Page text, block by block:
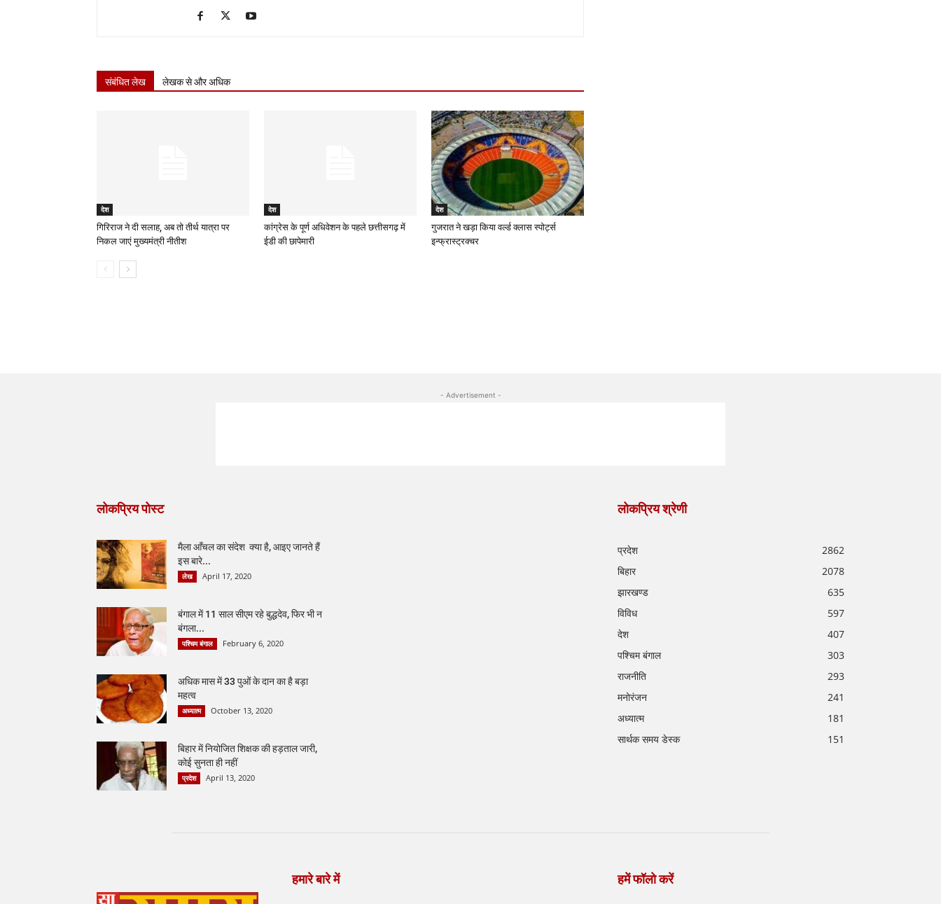
संबंधित लेख लेखक से और अधिक
देश
गिरिराज ने दी सलाह, अब तो तीर्थ यात्रा पर
निकल जाएं मुख्यमंत्री नीतीश
देश
कांग्रेस के पूर्ण अधिवेशन के पहले छत्तीसगढ़ में
ईडी की छापेमारी
देश
गुजरात ने खड़ा किया वर्ल्ड क्लास स्पोर्ट्स
इन्फ्रास्ट्रक्चर
- Advertisement -
लोकप्रिय पोस्ट
मैला आँचल का संदेश क्या है, आइए जानते हैं
इस बारे...
लेख April 17, 2020
बंगाल में 11 साल सीएम रहे बुद्धदेव, फिर भी न
बंगला...
पश्चिम बंगाल February 6, 2020
अधिक मास में 33 पुओं के दान का है बड़ा
महत्व
अध्यात्म October 13, 2020
बिहार में नियोजित शिक्षक की हड़ताल जारी,
कोई सुनता ही नहीं
प्रदेश April 13, 2020
लोकप्रिय श्रेणी
प्रदेश
2862
बिहार
2078
झारखण्ड
635
विविध
597
देश
407
पश्चिम बंगाल
303
राजनीति
293
मनोरंजन
241
अध्यात्म
181
सार्थक समय डेस्क
151
हमारे बारे में हमें फॉलो करें